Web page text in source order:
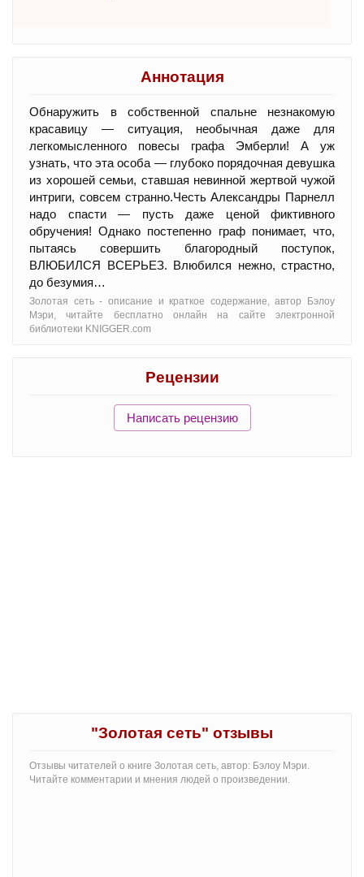
Аннотация
Обнаружить в собственной спальне незнакомую
красавицу — ситуация, необычная даже для
легкомысленного повесы графа Эмберли! А уж
узнать, что эта особа — глубоко порядочная девушка
из хорошей семьи, ставшая невинной жертвой чужой
интриги, совсем странно.Честь Александры Парнелл
надо спасти — пусть даже ценой фиктивного
обручения! Однако постепенно граф понимает, что,
пытаясь совершить благородный поступок,
ВЛЮБИЛСЯ ВСЕРЬЕЗ. Влюбился нежно, страстно,
до безумия…
Золотая сеть - oписание и краткое содержание, автор Бэлоу
Мэри, читайте бесплатно онлайн на сайте электронной
библиотеки KNIGGER.com
Рецензии
Написать рецензию
"Золотая сеть" отзывы
Отзывы читателей о книге Золотая сеть, автор: Бэлоу Мэри.
Читайте комментарии и мнения людей о произведении.